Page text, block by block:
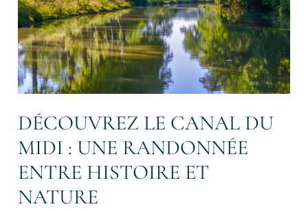
DÉCOUVREZ LE CANAL DU
MIDI : UNE RANDONNÉE
ENTRE HISTOIRE ET
NATURE
une
randonnée
entre
Histoire
et
Nature